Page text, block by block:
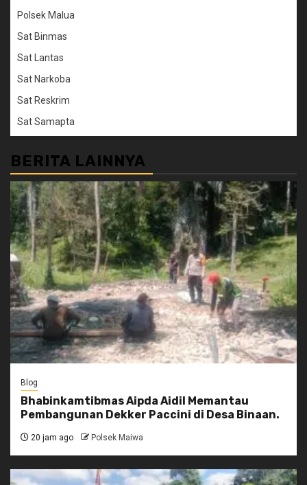
Polsek Malua
Sat Binmas
Sat Lantas
Sat Narkoba
Sat Reskrim
Sat Samapta
BERITA LAINNYA
Blog
Bhabinkamtibmas Aipda Aidil Memantau
Pembangunan Dekker Paccini di Desa Binaan.
20 jam ago Polsek Maiwa